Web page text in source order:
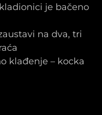
je bačeno
na dva, tri
klađenje – kocka